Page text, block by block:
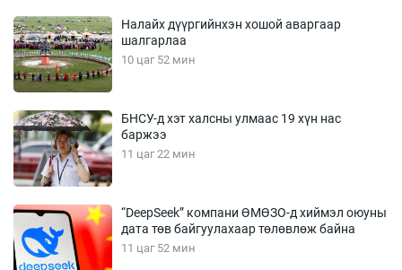
Налайх дүүргийнхэн хошой аваргаар
шалгарлаа
10 цаг 52 мин
БНСУ-д хэт халсны улмаас 19 хүн нас
баржээ
11 цаг 22 мин
“DeepSeek” компани ӨМӨЗО-д хиймэл оюуны
дата төв байгуулахаар төлөвлөж байна
11 цаг 52 мин